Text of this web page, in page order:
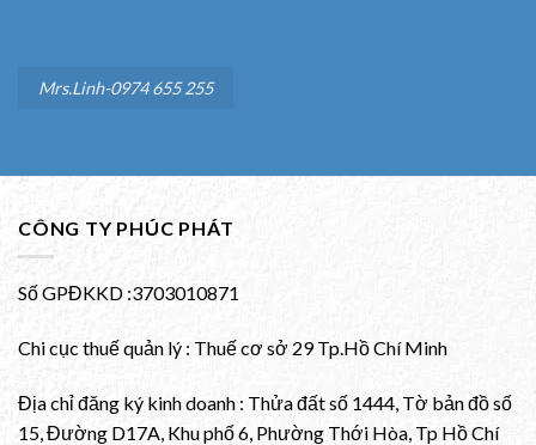
Mrs.Linh-0974 655 255
CÔNG TY PHÚC PHÁT
Số GPĐKKD :3703010871
Chi cục thuế quản lý : Thuế cơ sở 29 Tp.Hồ Chí Minh
Địa chỉ đăng ký kinh doanh : Thửa đất số 1444, Tờ bản đồ số
15, Đường D17A, Khu phố 6, Phường Thới Hòa, Tp Hồ Chí